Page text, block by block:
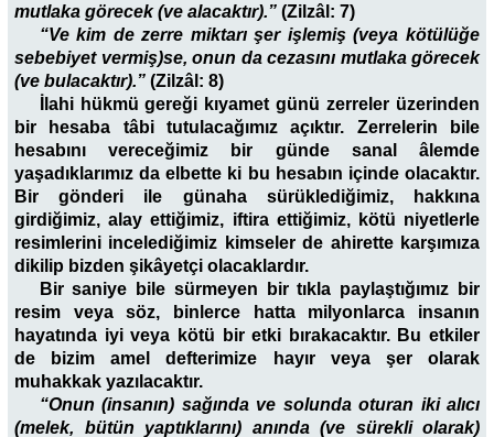
mutlaka görecek (ve alacaktır).” (Zilzâl: 7)
“Ve kim de zerre miktarı şer işlemiş (veya kötülüğe
sebebiyet vermiş)se, onun da cezasını mutlaka görecek
(ve bulacaktır).” (Zilzâl: 8)
İlahi hükmü gereği kıyamet günü zerreler üzerinden
bir hesaba tâbi tutulacağımız açıktır. Zerrelerin bile
hesabını vereceğimiz bir günde sanal âlemde
yaşadıklarımız da elbette ki bu hesabın içinde olacaktır.
Bir gönderi ile günaha sürüklediğimiz, hakkına
girdiğimiz, alay ettiğimiz, iftira ettiğimiz, kötü niyetlerle
resimlerini incelediğimiz kimseler de ahirette karşımıza
dikilip bizden şikâyetçi olacaklardır.
Bir saniye bile sürmeyen bir tıkla paylaştığımız bir
resim veya söz, binlerce hatta milyonlarca insanın
hayatında iyi veya kötü bir etki bırakacaktır. Bu etkiler
de bizim amel defterimize hayır veya şer olarak
muhakkak yazılacaktır.
“Onun (insanın) sağında ve solunda oturan iki alıcı
(melek, bütün yaptıklarını) anında (ve sürekli olarak)